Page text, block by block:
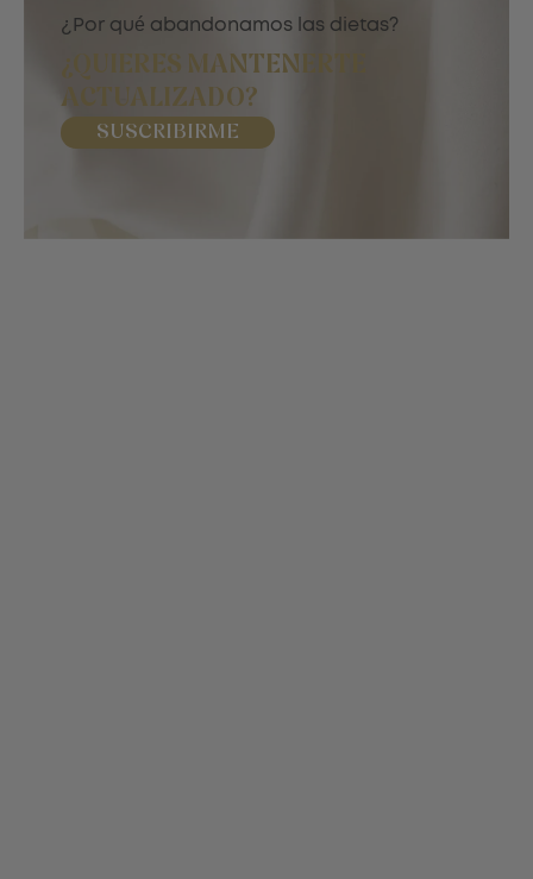
¿Por qué abandonamos las dietas?
¿QUIERES MANTENERTE
ACTUALIZADO?
SUSCRIBIRME